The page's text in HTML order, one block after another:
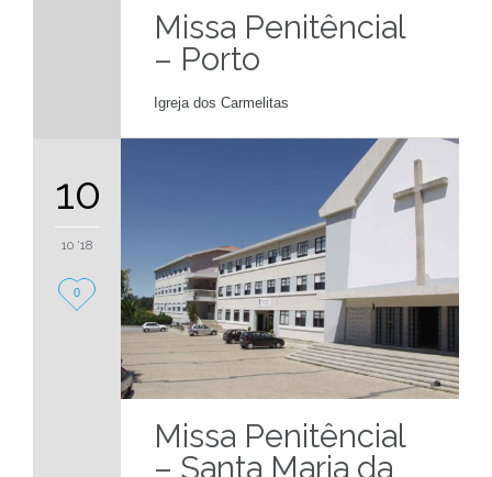
Missa Penitêncial
– Porto
Igreja dos Carmelitas
10
10 '18
Love
0
Missa Penitêncial
– Santa Maria da